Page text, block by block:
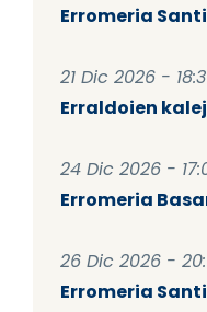
Erromeria
21 Dic 2026 -
Erraldoien
24 Dic 2026 -
Erromeria
26 Dic 2026 -
Erromeria